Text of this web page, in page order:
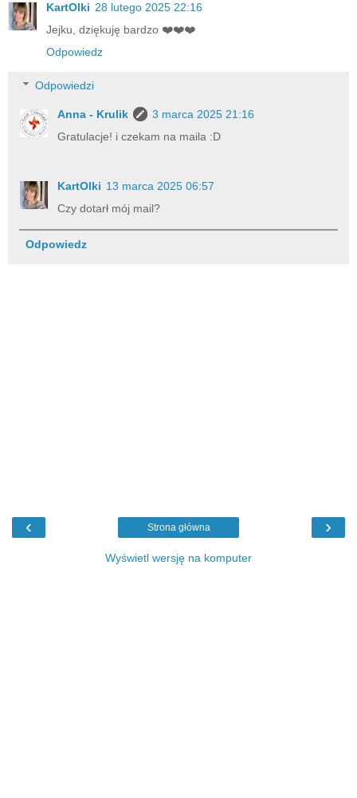
KartOlki 28 lutego 2025 22:16
Jejku, dziękuję bardzo ❤️❤️❤️
Odpowiedz
Odpowiedzi
Anna - Krulik
3 marca 2025 21:16
Gratulacje! i czekam na maila :D
KartOlki 13 marca 2025 06:57
Czy dotarł mój mail?
Odpowiedz
‹ ›
Strona główna
Wyświetl wersję na komputer